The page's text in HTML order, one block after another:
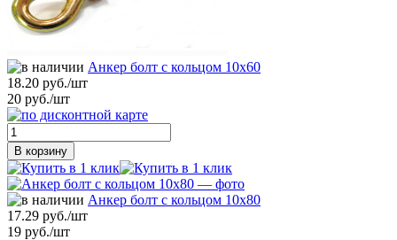
Анкер болт с кольцом 10х60
18.20 руб./шт
20 руб./шт
В корзину
Анкер болт с кольцом 10х80
17.29 руб./шт
19 руб./шт